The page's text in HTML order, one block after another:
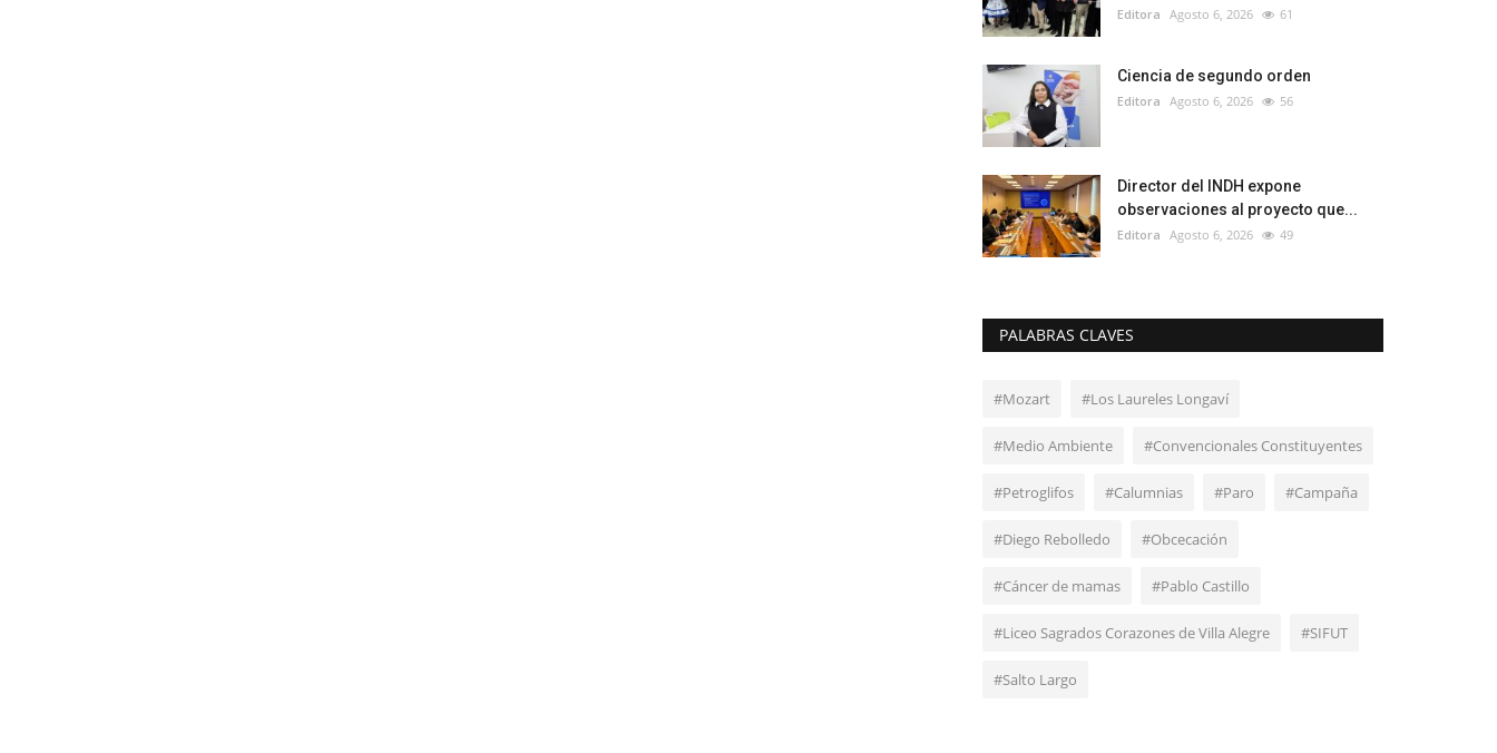
Editora Agosto 6, 2026 61
Ciencia de segundo orden
Editora Agosto 6, 2026 56
Director del INDH expone
observaciones al proyecto que...
Editora Agosto 6, 2026 49
PALABRAS CLAVES
#Mozart #Los Laureles Longaví
#Medio Ambiente #Convencionales Constituyentes
#Petroglifos #Calumnias #Paro #Campaña
#Diego Rebolledo #Obcecación
#Cáncer de mamas #Pablo Castillo
#Liceo Sagrados Corazones de Villa Alegre #SIFUT
#Salto Largo